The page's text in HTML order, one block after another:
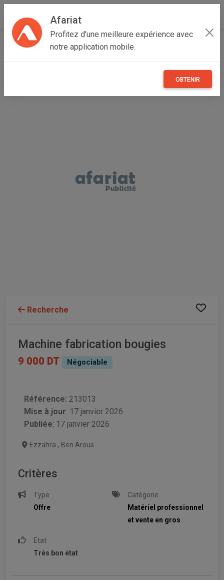
Afariat
Profitez d'une meilleure expérience avec
notre application mobile.
OBTENIR
Accueil Emploi, affaires et services
Recherche
Machine fabrication bougies
9 000 DT Négociable
Référence: 213013
Mise à jour: 17 janvier 2026
Publiée: 17 janvier 2026
Ezzahra , Ben Arous
Critères
Type
Offre
Catégorie
Matériel professionnel
et vente en gros
Etat
Très bon état